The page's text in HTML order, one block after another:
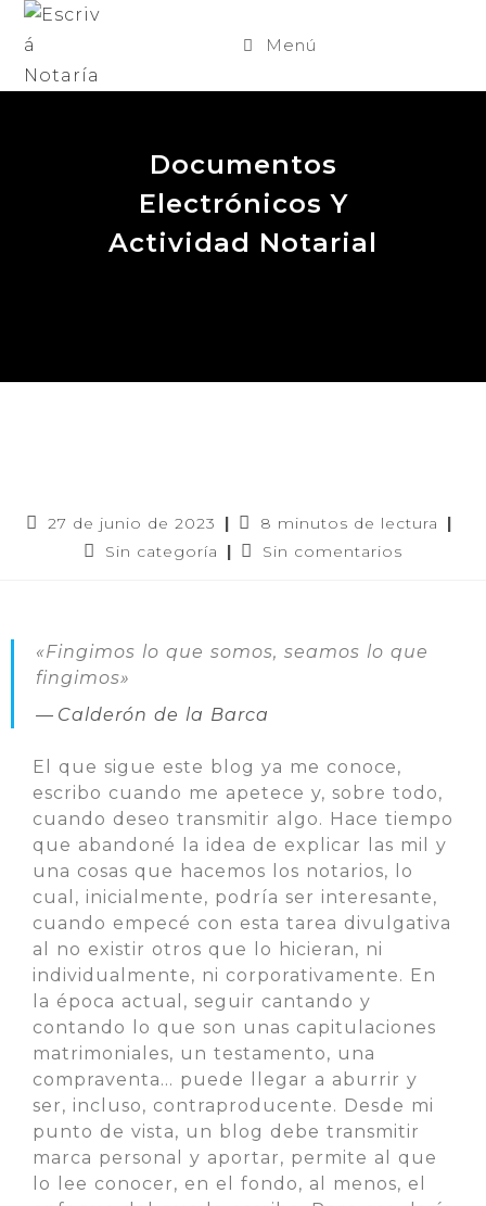
Menú
Documentos
Electrónicos Y
Actividad Notarial
27 de junio de 2023
8 minutos de lectura
Sin categoría
Sin comentarios
«Fingimos lo que somos, seamos lo que
fingimos»
Calderón de la Barca
El que sigue este blog ya me conoce,
escribo cuando me apetece y, sobre todo,
cuando deseo transmitir algo. Hace tiempo
que abandoné la idea de explicar las mil y
una cosas que hacemos los notarios, lo
cual, inicialmente, podría ser interesante,
cuando empecé con esta tarea divulgativa
al no existir otros que lo hicieran, ni
individualmente, ni corporativamente. En
la época actual, seguir cantando y
contando lo que son unas capitulaciones
matrimoniales, un testamento, una
compraventa… puede llegar a aburrir y
ser, incluso, contraproducente. Desde mi
punto de vista, un blog debe transmitir
marca personal y aportar, permite al que
lo lee conocer, en el fondo, al menos, el